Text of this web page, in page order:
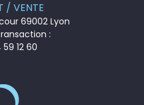
/ VENTE
69002 Lyon
:
12 60